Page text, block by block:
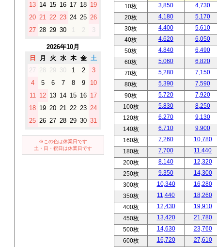
13 14 15 16 17 18 19
20 21 22 23 24 25 26
27 28 29 30 2 3
2026年10月
日 月 火 水 木 金
土
27
28 29 30 1 2
3
4
5 6 7 8 9
10
11
12 13 14 15 16 17
18 19 20 21 22 23 24
25 26 27 28 29 30 31
※この色は休業日です
土・日・祝日は休業日です
10枚
3,850
4,730
20枚
4,180
5,170
30枚
4,400
5,610
40枚
4,620
6,050
50枚
4,840
6,490
60枚
5,060
6,820
70枚
5,280
7,150
80枚
5,390
7,590
90枚
5,720
7,920
100枚
5,830
8,250
120枚
6,270
9,130
140枚
6,710
9,900
160枚
7,260
10,780
180枚
7,700
11,440
200枚
8,140
12,320
250枚
9,350
14,300
300枚
10,340
16,280
350枚
11,440
18,260
400枚
12,430
19,910
450枚
13,420
21,780
500枚
14,630
23,760
600枚
16,720
27,610